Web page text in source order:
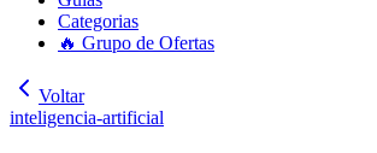
Categorias
🔥 Grupo de Ofertas
Voltar
inteligencia-artificial